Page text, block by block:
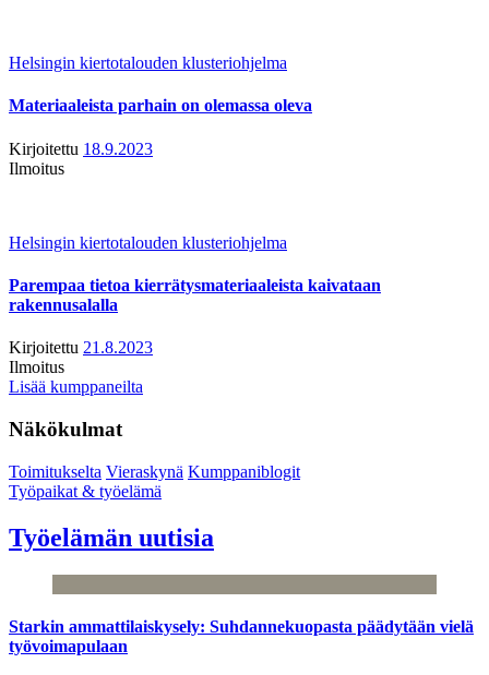
Helsingin kiertotalouden klusteriohjelma
Materiaaleista parhain on olemassa oleva
Kirjoitettu 18.9.2023
Ilmoitus
Helsingin kiertotalouden klusteriohjelma
Parempaa tietoa kierrätysmateriaaleista kaivataan
rakennusalalla
Kirjoitettu 21.8.2023
Ilmoitus
Lisää kumppaneilta
Näkökulmat
Toimitukselta Vieraskynä Kumppaniblogit
Työpaikat & työelämä
Työelämän uutisia
Starkin ammattilaiskysely: Suhdannekuopasta päädytään vielä
työvoimapulaan